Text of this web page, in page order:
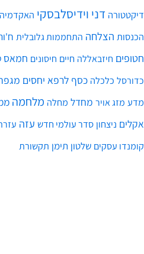
דיקטטורה דני וידיסלבסקי
הכנסות הצלחה התחממות גלובלית
חטופים חיזבאללה חיים חיסונים חמאס
כדורסל כלכלה כסף לרפא יחסים
מדע מזג אויר מחדל מחלה מלחמה
אקלים ניצחון סדר עולמי חדש עזה
קומנדו עסקים שלטון תימן תקשורת